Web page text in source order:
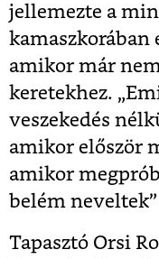
jellemezte a
kamaszkorában
amikor már
keretekhez.
veszekedés
amikor először
amikor
belém
Tapasztó Orsi